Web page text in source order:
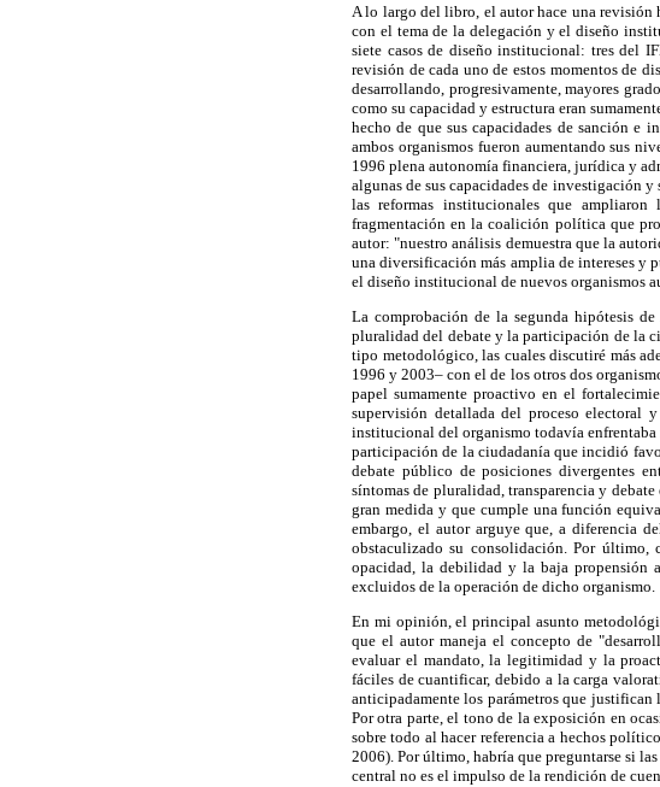
A lo largo del libro, el autor hace una revisión
con el tema de la delegación y el diseño
siete casos de diseño institucional: tres del
revisión de cada uno de estos momentos de
desarrollando, progresivamente, mayores
como su capacidad y estructura eran
hecho de que sus capacidades de sanción e
ambos organismos fueron aumentando sus
1996 plena autonomía financiera, jurídica y
algunas de sus capacidades de investigación
las reformas institucionales que
fragmentación en la coalición política que
autor: "nuestro análisis demuestra que la
una diversificación más amplia de intereses y
el diseño institucional de nuevos organismos
La comprobación de la segunda hipótesis
pluralidad del debate y la participación de la
tipo metodológico, las cuales discutiré más
1996 y 2003– con el de los otros dos
papel sumamente proactivo en el
supervisión detallada del proceso electoral
institucional del organismo todavía enfrentaba
participación de la ciudadanía que incidió
debate público de posiciones divergentes
síntomas de pluralidad, transparencia y
gran medida y que cumple una función
embargo, el autor arguye que, a diferencia
obstaculizado su consolidación. Por
opacidad, la debilidad y la baja propensión
excluidos de la operación de dicho organismo.
En mi opinión, el principal asunto
que el autor maneja el concepto de
evaluar el mandato, la legitimidad y la
fáciles de cuantificar, debido a la carga
anticipadamente los parámetros que justifican
Por otra parte, el tono de la exposición en
sobre todo al hacer referencia a hechos
2006). Por último, habría que preguntarse si
central no es el impulso de la rendición de